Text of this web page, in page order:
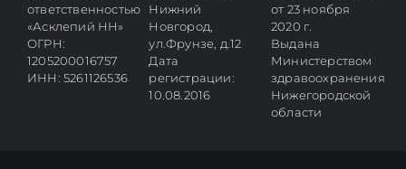
ответственностью
«Асклепий НН»
ОГРН:
1205200016757
ИНН: 5261126536
Нижний
Новгород,
ул.Фрунзе, д.12
Дата
регистрации:
10.08.2016
от 23 ноября
2020 г.
Выдана
Министерством
здравоохранения
Нижегородской
области